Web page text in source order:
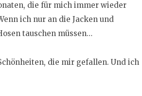
die für mich immer wieder
ich nur an die Jacken und
tauschen müssen…
die mir gefallen. Und ich